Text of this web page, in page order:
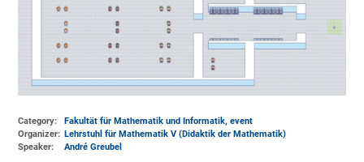
Category:
Fakultät für Mathematik und Informatik, event
Organizer: Lehrstuhl für Mathematik V (Didaktik der Mathematik)
Speaker:
André Greubel